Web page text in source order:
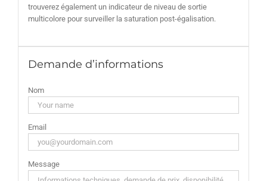
trouverez également un indicateur de niveau de sortie
multicolore pour surveiller la saturation post-égalisation.
Demande d’informations
Nom
Email
Message